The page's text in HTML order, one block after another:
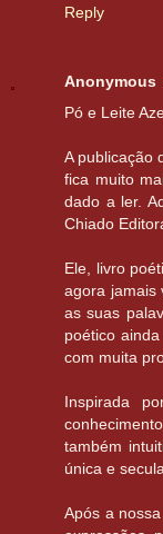
Reply
Anonymous
Pó e Leite
A publicação
fica muito
dado a ler.
Chiado
Ele, livro
agora jamais
as suas
poético
com muita
Inspirada
também
única e
Após a